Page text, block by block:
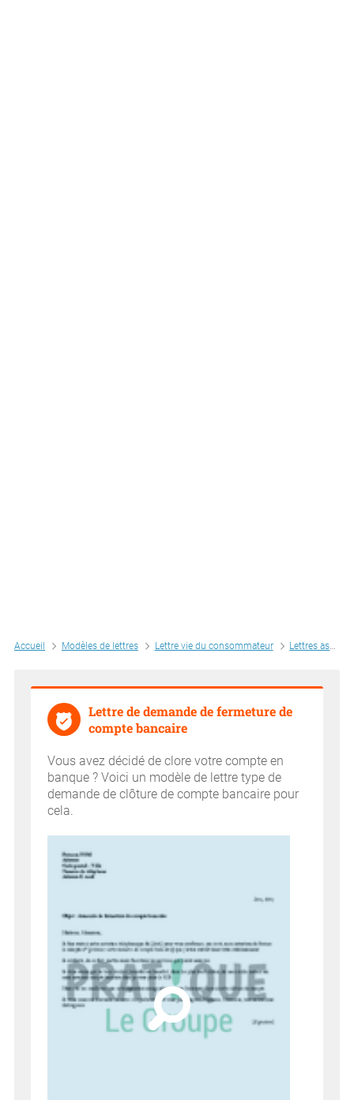
Accueil Modèles de lettres Lettre vie du consommateur Lettres assurance - banque
Lettre de demande de fermeture de
compte bancaire
Vous avez décidé de clore votre compte en
banque ? Voici un modèle de lettre type de
demande de clôture de compte bancaire pour
cela.